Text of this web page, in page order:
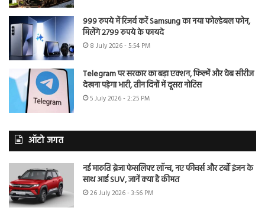
999 रुपये में रिजर्व करें Samsung का नया फोल्डेबल फोन,
मिलेंगे 2799 रुपये के फायदे
8 July 2026 - 5:54 PM
Telegram पर सरकार का बड़ा एक्शन, फिल्में और वेब सीरीज
देखना पड़ेगा भारी, तीन दिनों में दूसरा नोटिस
5 July 2026 - 2:25 PM
ऑटो जगत
नई मारुति ब्रेजा फेसलिफ्ट लॉन्च, नए फीचर्स और टर्बो इंजन के
साथ आई SUV, जानें क्या है कीमत
26 July 2026 - 3:56 PM